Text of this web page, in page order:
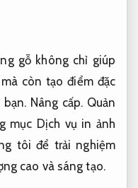
gỗ không chỉ giúp
còn tạo điểm đặc
bạn. Nâng cấp. Quản
mục Dịch vụ in ảnh
tôi để trải nghiệm
cao và sáng tạo.